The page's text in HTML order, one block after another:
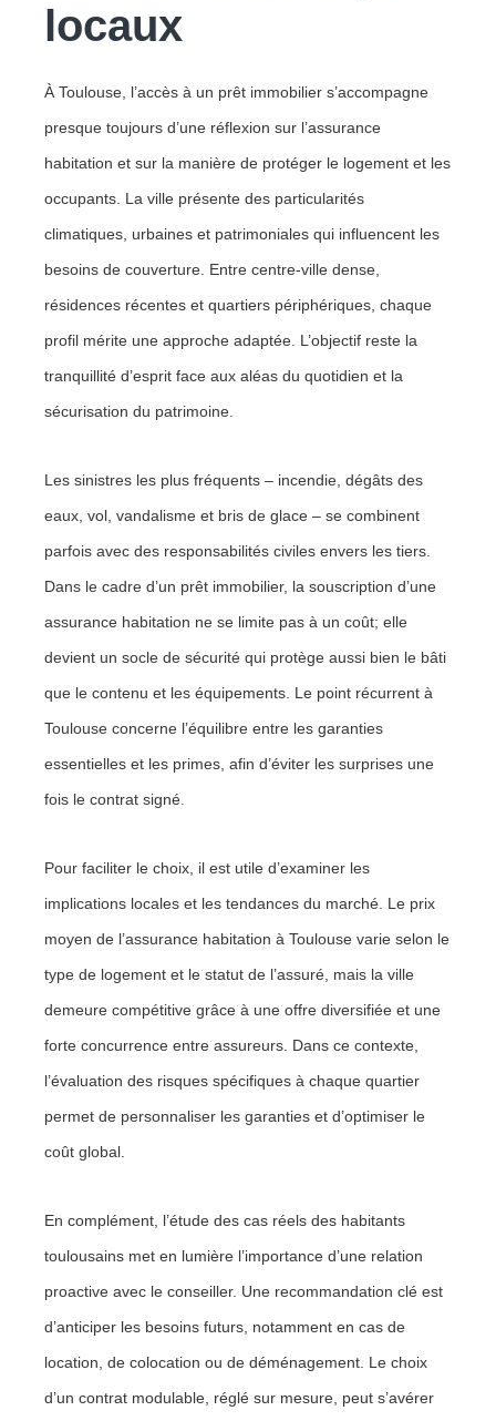
locaux
À Toulouse, l’accès à un prêt immobilier s’accompagne
presque toujours d’une réflexion sur l’assurance
habitation et sur la manière de protéger le logement et les
occupants. La ville présente des particularités
climatiques, urbaines et patrimoniales qui influencent les
besoins de couverture. Entre centre-ville dense,
résidences récentes et quartiers périphériques, chaque
profil mérite une approche adaptée. L’objectif reste la
tranquillité d’esprit face aux aléas du quotidien et la
sécurisation du patrimoine.
Les sinistres les plus fréquents – incendie, dégâts des
eaux, vol, vandalisme et bris de glace – se combinent
parfois avec des responsabilités civiles envers les tiers.
Dans le cadre d’un prêt immobilier, la souscription d’une
assurance habitation ne se limite pas à un coût; elle
devient un socle de sécurité qui protège aussi bien le bâti
que le contenu et les équipements. Le point récurrent à
Toulouse concerne l’équilibre entre les garanties
essentielles et les primes, afin d’éviter les surprises une
fois le contrat signé.
Pour faciliter le choix, il est utile d’examiner les
implications locales et les tendances du marché. Le prix
moyen de l’assurance habitation à Toulouse varie selon le
type de logement et le statut de l’assuré, mais la ville
demeure compétitive grâce à une offre diversifiée et une
forte concurrence entre assureurs. Dans ce contexte,
l’évaluation des risques spécifiques à chaque quartier
permet de personnaliser les garanties et d’optimiser le
coût global.
En complément, l’étude des cas réels des habitants
toulousains met en lumière l’importance d’une relation
proactive avec le conseiller. Une recommandation clé est
d’anticiper les besoins futurs, notamment en cas de
location, de colocation ou de déménagement. Le choix
d’un contrat modulable, réglé sur mesure, peut s’avérer